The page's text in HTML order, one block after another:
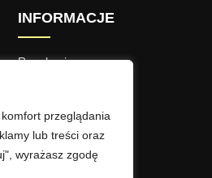
przeglądania
lub treści oraz
wyrażasz zgodę
INFORMACJE
Regulamin
Dostawa i płatności
Zwroty i reklamacje